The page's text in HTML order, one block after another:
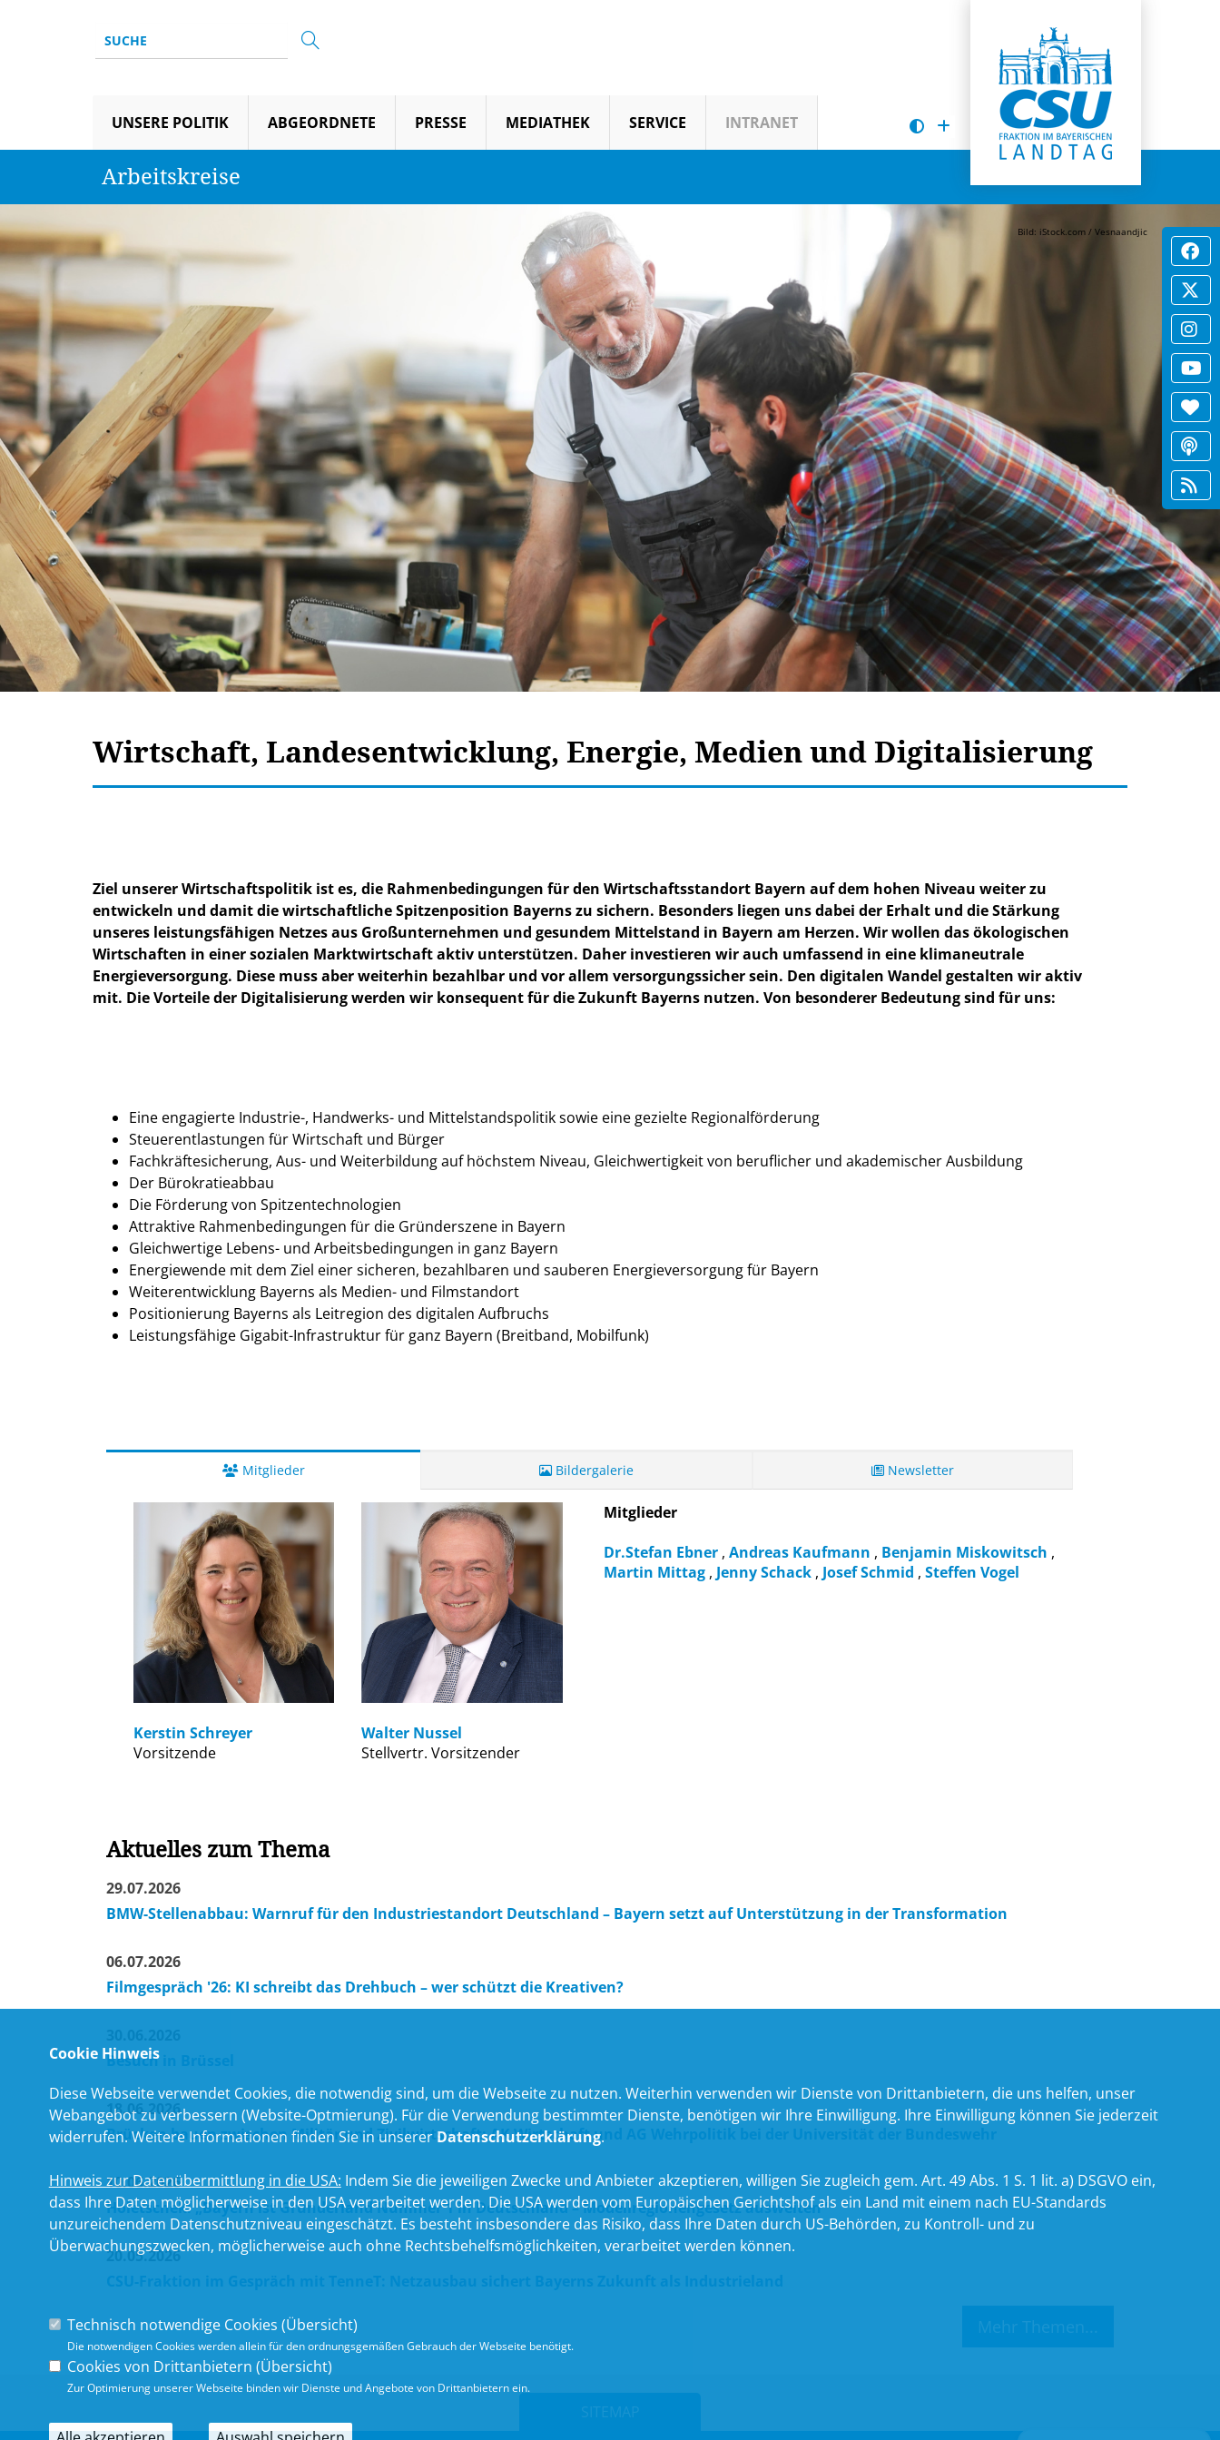
UNSERE POLITIK ABGEORDNETE PRESSE MEDIATHEK SERVICE INTRANET
Arbeitskreise
Bild: iStock.com / Vesnaandjic
Wirtschaft, Landesentwicklung, Energie, Medien und Digitalisierung
Ziel unserer Wirtschaftspolitik ist es, die Rahmenbedingungen für den Wirtschaftsstandort Bayern auf dem hohen Niveau weiter zu
entwickeln und damit die wirtschaftliche Spitzenposition Bayerns zu sichern. Besonders liegen uns dabei der Erhalt und die Stärkung
unseres leistungsfähigen Netzes aus Großunternehmen und gesundem Mittelstand in Bayern am Herzen. Wir wollen das ökologischen
Wirtschaften in einer sozialen Marktwirtschaft aktiv unterstützen. Daher investieren wir auch umfassend in eine klimaneutrale
Energieversorgung. Diese muss aber weiterhin bezahlbar und vor allem versorgungssicher sein. Den digitalen Wandel gestalten wir aktiv
mit. Die Vorteile der Digitalisierung werden wir konsequent für die Zukunft Bayerns nutzen. Von besonderer Bedeutung sind für uns:
Eine engagierte Industrie-, Handwerks- und Mittelstandspolitik sowie eine gezielte Regionalförderung
Steuerentlastungen für Wirtschaft und Bürger
Fachkräftesicherung, Aus- und Weiterbildung auf höchstem Niveau, Gleichwertigkeit von beruflicher und akademischer Ausbildung
Der Bürokratieabbau
Die Förderung von Spitzentechnologien
Attraktive Rahmenbedingungen für die Gründerszene in Bayern
Gleichwertige Lebens- und Arbeitsbedingungen in ganz Bayern
Energiewende mit dem Ziel einer sicheren, bezahlbaren und sauberen Energieversorgung für Bayern
Weiterentwicklung Bayerns als Medien- und Filmstandort
Positionierung Bayerns als Leitregion des digitalen Aufbruchs
Leistungsfähige Gigabit-Infrastruktur für ganz Bayern (Breitband, Mobilfunk)
Mitglieder Bildergalerie Newsletter
Kerstin Schreyer
Vorsitzende
Walter Nussel
Stellvertr. Vorsitzender
Mitglieder
Dr.Stefan Ebner , Andreas Kaufmann , Benjamin Miskowitsch ,
Martin Mittag , Jenny Schack , Josef Schmid , Steffen Vogel
Aktuelles zum Thema
29.07.2026
BMW-Stellenabbau: Warnruf für den Industriestandort Deutschland – Bayern setzt auf Unterstützung in der Transformation
06.07.2026
Filmgespräch '26: KI schreibt das Drehbuch – wer schützt die Kreativen?
Besuch in Brüssel
18.06.2026
Brücken bauen zwischen Militär und Zivilwirtschaft: AK Wirtschaft und AG Wehrpolitik bei der Universität der Bundeswehr
10.06.2026
Holetschek: „Bayern ist Gründerland Nummer 1 in Deutschland – Modellregionengesetz ausweiten“
20.05.2026
CSU-Fraktion im Gespräch mit TenneT: Netzausbau sichert Bayerns Zukunft als Industrieland
Mehr Themen...
SITEMAP
Cookie Hinweis
Diese Webseite verwendet Cookies, die notwendig sind, um die Webseite zu nutzen. Weiterhin verwenden wir Dienste von Drittanbietern, die uns helfen, unser
Webangebot zu verbessern (Website-Optmierung). Für die Verwendung bestimmter Dienste, benötigen wir Ihre Einwilligung. Ihre Einwilligung können Sie jederzeit
widerrufen. Weitere Informationen finden Sie in unsererDatenschutzerklärung.
Hinweis zur Datenübermittlung in die USA: Indem Sie die jeweiligen Zwecke und Anbieter akzeptieren, willigen Sie zugleich gem. Art. 49 Abs. 1 S. 1 lit. a) DSGVO ein,
dass Ihre Daten möglicherweise in den USA verarbeitet werden. Die USA werden vom Europäischen Gerichtshof als ein Land mit einem nach EU-Standards
unzureichendem Datenschutzniveau eingeschätzt. Es besteht insbesondere das Risiko, dass Ihre Daten durch US-Behörden, zu Kontroll- und zu
Überwachungszwecken, möglicherweise auch ohne Rechtsbehelfsmöglichkeiten, verarbeitet werden können.
Technisch notwendige Cookies (Übersicht)
Die notwendigen Cookies werden allein für den ordnungsgemäßen Gebrauch der Webseite benötigt.
Cookies von Drittanbietern (Übersicht)
Zur Optimierung unserer Webseite binden wir Dienste und Angebote von Drittanbietern ein.